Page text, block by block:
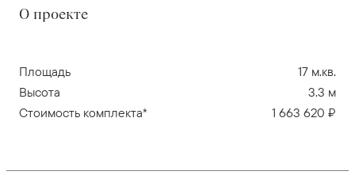
О проекте
Площадь
17 м.кв.
Высота
3.3 м
Стоимость комплекта*
1 663 620 ₽